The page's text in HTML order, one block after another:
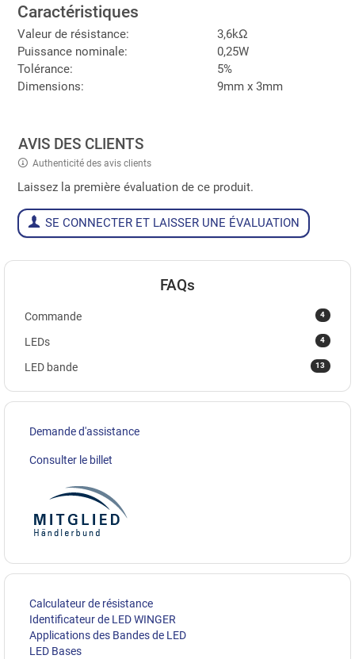
Caractéristiques
Valeur de résistance:
3,6kΩ
Puissance nominale:
0,25W
Tolérance:
5%
Dimensions:
9mm x 3mm
AVIS DES CLIENTS
Authenticité des avis clients
Laissez la première évaluation de ce produit.
SE CONNECTER ET LAISSER UNE ÉVALUATION
FAQs
4
Commande
4
LEDs
13
LED bande
Demande d'assistance
Consulter le billet
Calculateur de résistance
Identificateur de LED WINGER
Applications des Bandes de LED
LED Bases